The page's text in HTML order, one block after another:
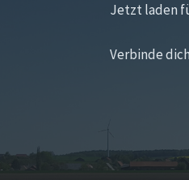
Jetzt laden
Verbinde